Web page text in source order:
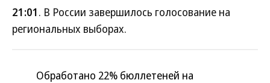
21:01. В России завершилось голосование на
региональных выборах.
Обработано 22% бюллетеней на